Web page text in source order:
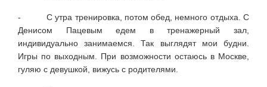
- С утра тренировка, потом обед, немного отдыха. С
Денисом Пацевым едем в тренажерный зал,
индивидуально занимаемся. Так выглядят мои будни.
Игры по выходным. При возможности остаюсь в Москве,
гуляю с девушкой, вижусь с родителями.